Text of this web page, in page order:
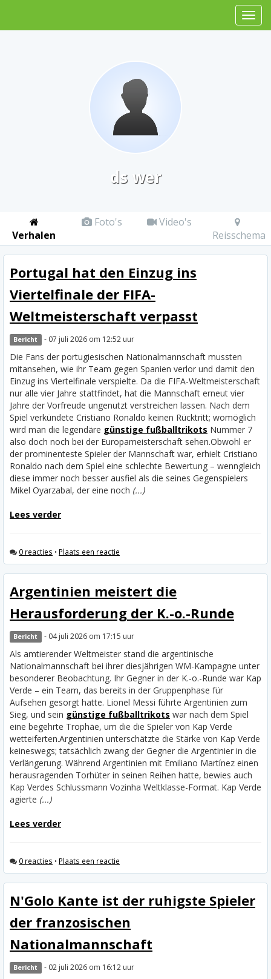
ds wer
Verhalen
Foto's
Video's
Reisschema
Portugal hat den Einzug ins
Viertelfinale der FIFA-
Weltmeisterschaft verpasst
Bericht - 07 juli 2026 om 12:52 uur
Die Fans der portugiesischen Nationalmannschaft mussten
mitansehen, wie ihr Team gegen Spanien verlor und damit den
Einzug ins Viertelfinale verspielte. Da die FIFA-Weltmeisterschaft
nur alle vier Jahre stattfindet, hat die Mannschaft erneut vier
Jahre der Vorfreude ungenutzt verstreichen lassen. Nach dem
Spiel verkündete Cristiano Ronaldo keinen Rücktritt; womöglich
wird man die legendäre günstige fußballtrikots Nummer 7
also doch noch bei der Europameisterschaft sehen.Obwohl er
der prominenteste Spieler der Mannschaft war, erhielt Cristiano
Ronaldo nach dem Spiel eine schlechte Bewertung – wenngleich
diese immer noch besser ausfiel als die seines Gegenspielers
Mikel Oyarzabal, der eine noch (...)
Lees verder
0 reacties • Plaats een reactie
Argentinien meistert die
Herausforderung der K.-o.-Runde
Bericht - 04 juli 2026 om 17:15 uur
Als amtierender Weltmeister stand die argentinische
Nationalmannschaft bei ihrer diesjährigen WM-Kampagne unter
besonderer Beobachtung. Ihr Gegner in der K.-o.-Runde war Kap
Verde – ein Team, das bereits in der Gruppenphase für
Aufsehen gesorgt hatte. Lionel Messi führte Argentinien zum
Sieg, und sein günstige fußballtrikots war nach dem Spiel
eine begehrte Trophäe, um die die Spieler von Kap Verde
wetteiferten.Argentinien unterschätzte die Stärke von Kap Verde
keineswegs; tatsächlich zwang der Gegner die Argentinier in die
Verlängerung. Während Argentinien mit Emiliano Martínez einen
herausragenden Torhüter in seinen Reihen hatte, bewies auch
Kap Verdes Schlussmann Vozinha Weltklasse-Format. Kap Verde
agierte (...)
Lees verder
0 reacties • Plaats een reactie
N'Golo Kante ist der ruhigste Spieler
der franzosischen
Nationalmannschaft
Bericht - 02 juli 2026 om 16:12 uur